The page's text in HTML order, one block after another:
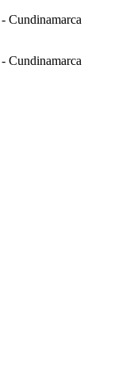
Cundinamarca
Cundinamarca